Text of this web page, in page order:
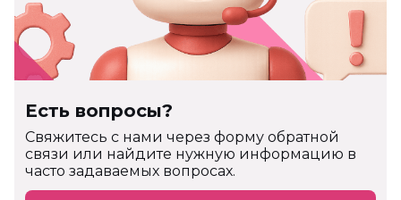
Есть вопросы?
Cвяжитесь с нами через форму обратной
связи или найдите нужную информацию в
часто задаваемых вопросах.